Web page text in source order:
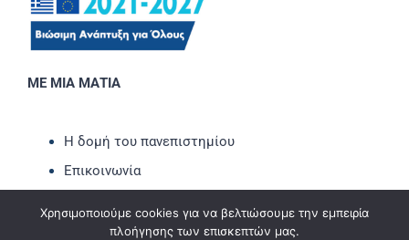
ΜΕ ΜΙΑ ΜΑΤΙΑ
Η δομή του πανεπιστημίου
Επικοινωνία
Εκδηλώσεις
Χρησιμοποιούμε cookies για να βελτιώσουμε την εμπειρία
πλοήγησης των επισκεπτών μας.